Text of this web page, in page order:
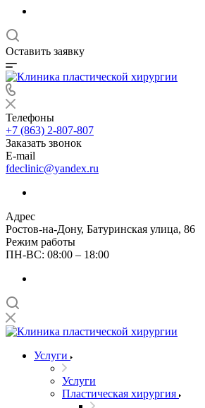
Оставить заявку
Телефоны
+7 (863) 2-807-807
Заказать звонок
E-mail
fdeclinic@yandex.ru
Адрес
Ростов-на-Дону, Батуринская улица, 86
Режим работы
ПН-ВС: 08:00 – 18:00
Услуги
Услуги
Пластическая хирургия